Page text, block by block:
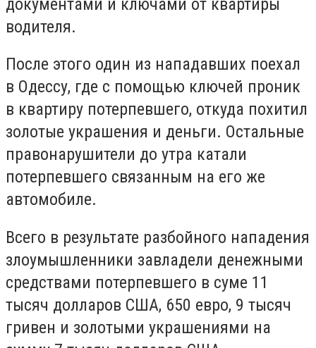
водителя.
После этого один из нападавших поехал
в Одессу, где с помощью ключей проник
в квартиру потерпевшего, откуда похитил
золотые украшения и деньги. Остальные
правонарушители до утра катали
потерпевшего связанным на его же
автомобиле.
Всего в результате разбойного нападения
злоумышленники завладели денежными
средствами потерпевшего в суме 11
тысяч долларов США, 650 евро, 9 тысяч
гривен и золотыми украшениями на